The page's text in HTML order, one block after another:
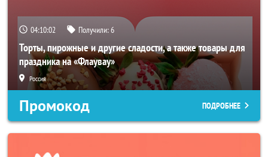
04:10:00 Получили:6
Торты, пирожные и другие сладости, а также товары для
праздника на «Флаувау»
Россия
Промокод ПОДРОБНЕЕ